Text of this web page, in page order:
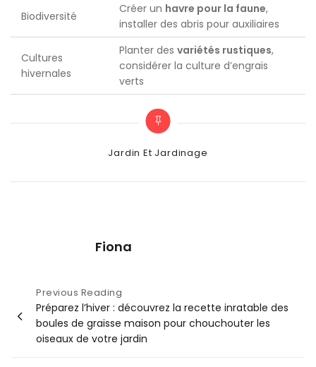
Biodiversité
Créer un havre pour la faune,
installer des abris pour auxiliaires
Cultures
hivernales
Planter des variétés rustiques,
considérer la culture d’engrais
verts
Categories
Jardin Et Jardinage
Fiona
Navigation
de
l’article
Previous Reading
Préparez l’hiver : découvrez la recette inratable des
boules de graisse maison pour chouchouter les
oiseaux de votre jardin